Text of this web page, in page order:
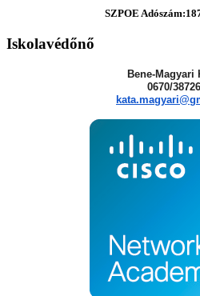
SZPOE
Iskolavédőnő
Bene-Magyari
0670/